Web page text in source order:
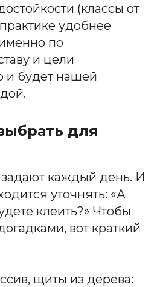
(классы от
удобнее
по
и цели
и будет нашей
для
задают каждый день. И
уточнять: «А
клеить?» Чтобы
вот краткий
щиты из дерева: